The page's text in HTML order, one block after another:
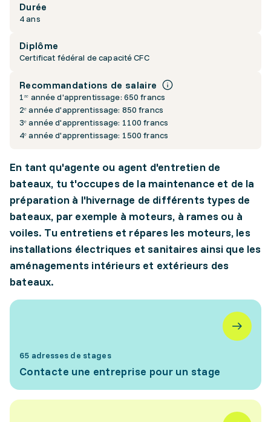
Durée
4 ans
Diplôme
Certificat fédéral de capacité CFC
Recommandations de salaire
1ʳᵉ année d'apprentissage: 650 francs
2ᵉ année d'apprentissage: 850 francs
3ᵉ année d'apprentissage: 1100 francs
4ᵉ année d'apprentissage: 1500 francs
En tant qu'agente ou agent d'entretien de
bateaux, tu t'occupes de la maintenance et de la
préparation à l'hivernage de différents types de
bateaux, par exemple à moteurs, à rames ou à
voiles. Tu entretiens et répares les moteurs, les
installations électriques et sanitaires ainsi que les
aménagements intérieurs et extérieurs des
bateaux.
65 adresses de stages
Contacte une entreprise pour un stage